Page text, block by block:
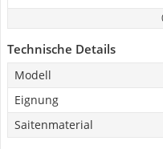
Technische Details
Modell
Eignung
Saitenmaterial